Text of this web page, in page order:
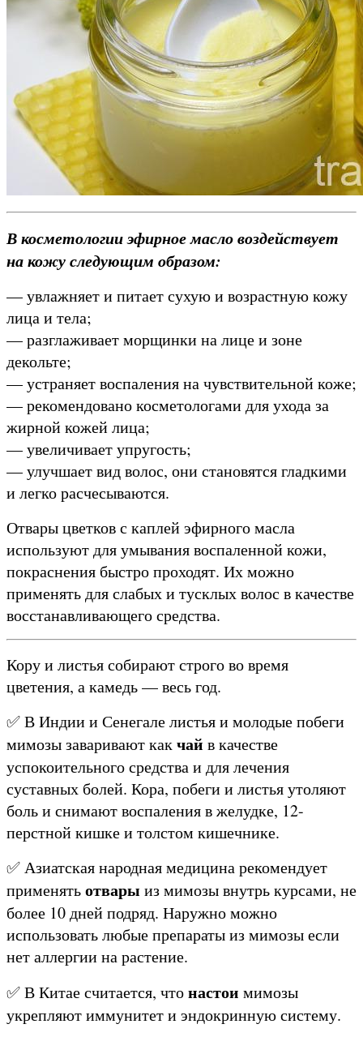
В косметологии эфирное масло воздействует
на кожу следующим образом:
— увлажняет и питает сухую и возрастную кожу
лица и тела;
— разглаживает морщинки на лице и зоне
декольте;
— устраняет воспаления на чувствительной коже;
— рекомендовано косметологами для ухода за
жирной кожей лица;
— увеличивает упругость;
— улучшает вид волос, они становятся гладкими
и легко расчесываются.
Отвары цветков с каплей эфирного масла
используют для умывания воспаленной кожи,
покраснения быстро проходят. Их можно
применять для слабых и тусклых волос в качестве
восстанавливающего средства.
Кору и листья собирают строго во время
цветения, а камедь — весь год.
✅ В Индии и Сенегале листья и молодые побеги
мимозы заваривают какчай в качестве
успокоительного средства и для лечения
суставных болей. Кора, побеги и листья утоляют
боль и снимают воспаления в желудке, 12-
перстной кишке и толстом кишечнике.
✅ Азиатская народная медицина рекомендует
применятьотвары из мимозы внутрь курсами, не
более 10 дней подряд. Наружно можно
использовать любые препараты из мимозы если
нет аллергии на растение.
✅ В Китае считается, чтонастои мимозы
укрепляют иммунитет и эндокринную систему.